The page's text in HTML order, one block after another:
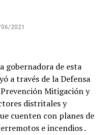
2021
gobernadora de esta
a través de la Defensa
Mitigación y
distritales y
cuenten con planes de
e incendios .